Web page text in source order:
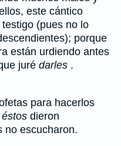
este cántico
(pues no lo
porque
están urdiendo antes
juré darles .
para hacerlos
éstos dieron
no escucharon.